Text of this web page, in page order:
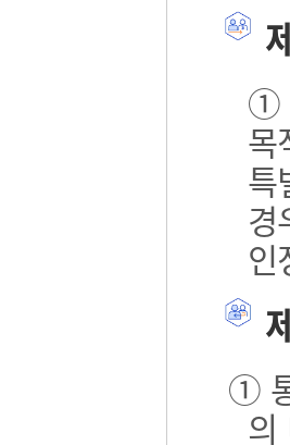
①
목
특
경
인
①
의